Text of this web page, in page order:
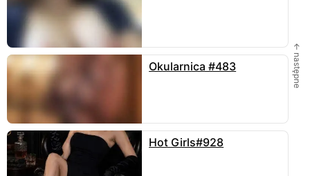
2 KOMENTARZE
Joannya
To AI
Skąd
Okularnica #483
Hot Girls#928
← następne